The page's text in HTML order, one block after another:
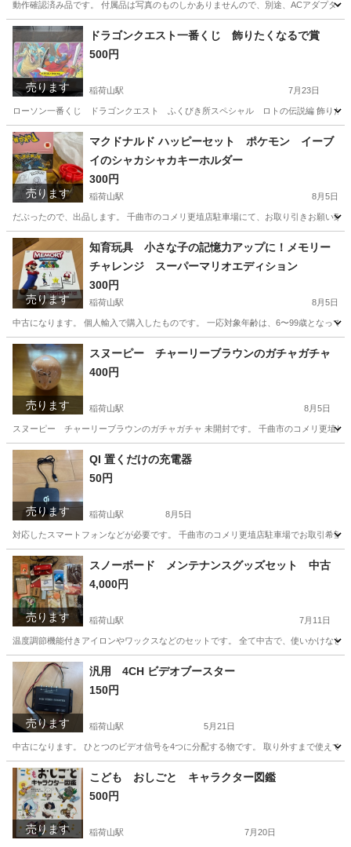
動作確認済み品です。 付属品は写真のものしかありませんので、別途、ACアダプタ
長野 千曲市 稲荷山駅 プリンター キャノン
売ります
ドラゴンクエスト一番くじ 飾りたくなるで賞
500円
稲荷山駅 7月23日
ローソン一番くじ ドラゴンクエスト ふくびき所スペシャル ロトの伝説編 飾りたく
長野 千曲市 稲荷山駅 テレビゲーム ドラゴンクエスト
売ります
マクドナルド ハッピーセット ポケモン イーブ
イのシャカシャカキーホルダー
300円
稲荷山駅 8月5日
だぶったので、出品します。 千曲市のコメリ更埴店駐車場にて、お取り引きお願い致
長野 千曲市 稲荷山駅 おもちゃ イーブイ
売ります
知育玩具 小さな子の記憶力アップに！メモリー
チャレンジ スーパーマリオエディション
300円
稲荷山駅 8月5日
中古になります。 個人輸入で購入したものです。 一応対象年齢は、6〜99歳となっ
長野 千曲市 稲荷山駅 カードゲーム スーパーマリオ
売ります
スヌーピー チャーリーブラウンのガチャガチャ
400円
稲荷山駅 8月5日
スヌーピー チャーリーブラウンのガチャガチャ 未開封です。 千曲市のコメリ更埴店
長野 千曲市 稲荷山駅 おもちゃ
売ります
QI 置くだけの充電器
50円
稲荷山駅 8月5日
対応したスマートフォンなどが必要です。 千曲市のコメリ更埴店駐車場でお取引希望
長野 千曲市 稲荷山駅 その他 充電器
売ります
スノーボード メンテナンスグッズセット 中古
4,000円
稲荷山駅 7月11日
温度調節機能付きアイロンやワックスなどのセットです。 全て中古で、使いかけな
長野 千曲市 稲荷山駅 スノーボード
売ります
汎用 4CH ビデオブースター
150円
稲荷山駅 5月21日
中古になります。 ひとつのビデオ信号を4つに分配する物です。 取り外すまで使えて
長野 千曲市 稲荷山駅 パーツ コメリ
売ります
こども おしごと キャラクター図鑑
500円
稲荷山駅 7月20日